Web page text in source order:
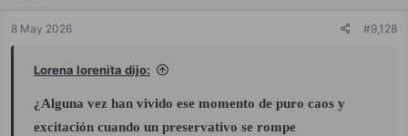
compartido.
Qué directo y qué forma tan sensual de expresarlo!
s
8 May 2026 #9,128
Lorena lorenita dijo:
¿Alguna vez han vivido ese momento de puro caos y
excitación cuando un preservativo se rompe